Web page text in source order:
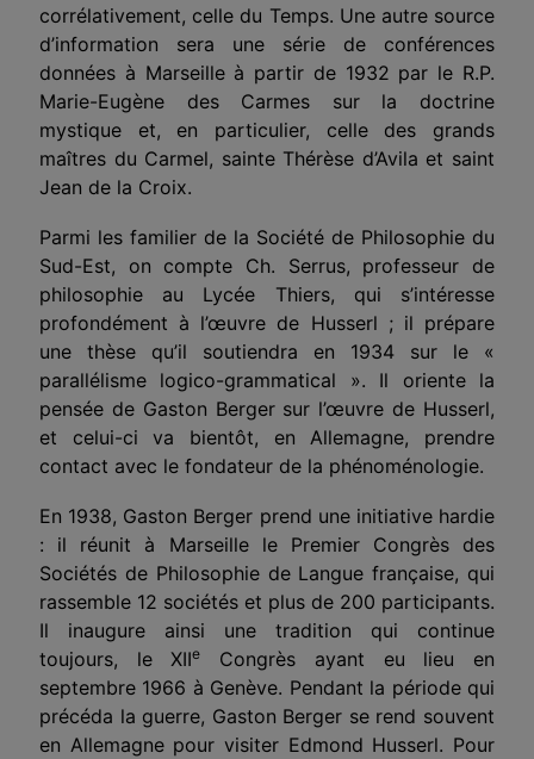
corrélativement, celle du Temps. Une autre source
d’information sera une série de conférences
données à Marseille à partir de 1932 par le R.P.
Marie-Eugène des Carmes sur la doctrine
mystique et, en particulier, celle des grands
maîtres du Carmel, sainte Thérèse d’Avila et saint
Jean de la Croix.
Parmi les familier de la Société de Philosophie du
Sud-Est, on compte Ch. Serrus, professeur de
philosophie au Lycée Thiers, qui s’intéresse
profondément à l’œuvre de Husserl ; il prépare
une thèse qu’il soutiendra en 1934 sur le «
parallélisme logico-grammatical ». Il oriente la
pensée de Gaston Berger sur l’œuvre de Husserl,
et celui-ci va bientôt, en Allemagne, prendre
contact avec le fondateur de la phénoménologie.
En 1938, Gaston Berger prend une initiative hardie
: il réunit à Marseille le Premier Congrès des
Sociétés de Philosophie de Langue française, qui
rassemble 12 sociétés et plus de 200 participants.
Il inaugure ainsi une tradition qui continue
toujours, le XIIe
Congrès ayant eu lieu en
septembre 1966 à Genève. Pendant la période qui
précéda la guerre, Gaston Berger se rend souvent
en Allemagne pour visiter Edmond Husserl. Pour